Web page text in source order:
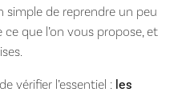
simple de reprendre un peu
que l’on vous propose, et
vérifier l’essentiel : les